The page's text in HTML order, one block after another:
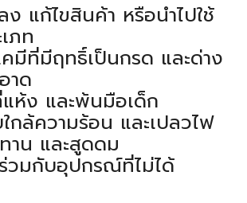
แก้ไขสินค้า หรือนำไปใช้
ภท
คมีที่มีฤทธิ์เป็นกรด และด่าง
าด
ห้ง และพ้นมือเด็ก
กล้ความร้อน และเปลวไฟ
าน และสูดดม
วมกับอุปกรณ์ที่ไม่ได้